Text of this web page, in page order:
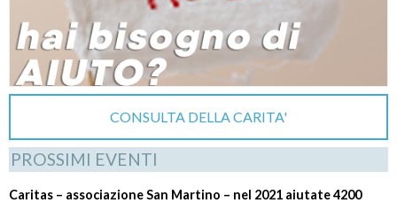
CONSULTA DELLA CARITA'
PROSSIMI EVENTI
Caritas – associazione San Martino – nel 2021 aiutate 4200